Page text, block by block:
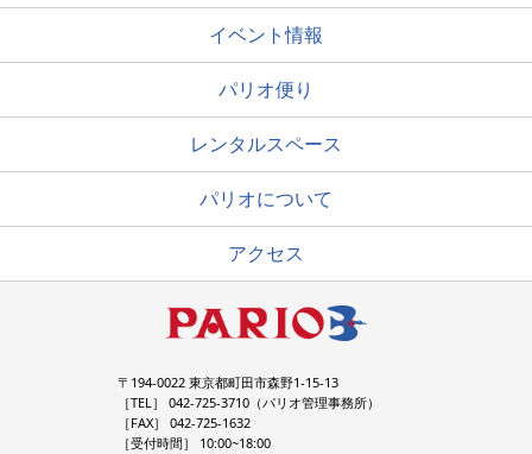
イベント情報
パリオ便り
レンタルスペース
パリオについて
アクセス
〒194-0022 東京都町田市森野1-15-13
［TEL］ 042-725-3710（パリオ管理事務所）
［FAX］ 042-725-1632
［受付時間］ 10:00~18:00